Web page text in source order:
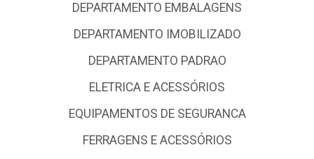
DEPARTAMENTO EMBALAGENS
DEPARTAMENTO IMOBILIZADO
DEPARTAMENTO PADRAO
ELETRICA E ACESSÓRIOS
EQUIPAMENTOS DE SEGURANCA
FERRAGENS E ACESSÓRIOS